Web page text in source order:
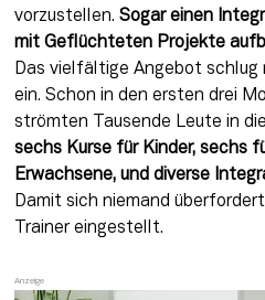
vorzustellen. Sogar einen
mit Geflüchteten Projekte
Das vielfältige Angebot
ein. Schon in den ersten drei
strömten Tausende Leute in
sechs Kurse für Kinder, sechs
Erwachsene, und diverse
Damit sich niemand
Trainer eingestellt.